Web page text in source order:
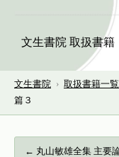
文生書院 取扱書籍
文生書院 › 取扱書籍一覧
篇３